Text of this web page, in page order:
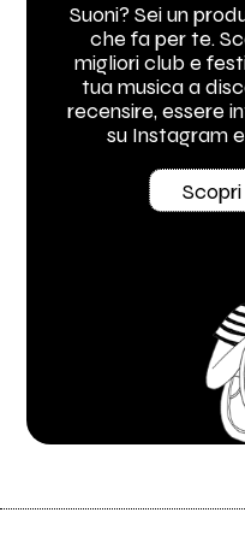
Suoni? Sei un
che fa per te.
migliori club e
tua musica a
recensire, essere
su Instagram